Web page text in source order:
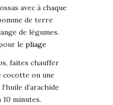
avec à chaque
de terre
de légumes.
le pliage
faites chauffer
cocotte ou une
d’arachide
minutes.